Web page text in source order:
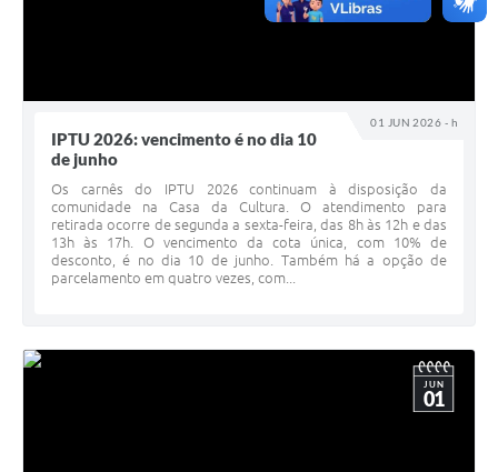
01 JUN 2026 - h
IPTU 2026: vencimento é no dia 10
de junho
Os carnês do IPTU 2026 continuam à disposição da
comunidade na Casa da Cultura. O atendimento para
retirada ocorre de segunda a sexta-feira, das 8h às 12h e das
13h às 17h. O vencimento da cota única, com 10% de
desconto, é no dia 10 de junho. Também há a opção de
parcelamento em quatro vezes, com...
JUN
01